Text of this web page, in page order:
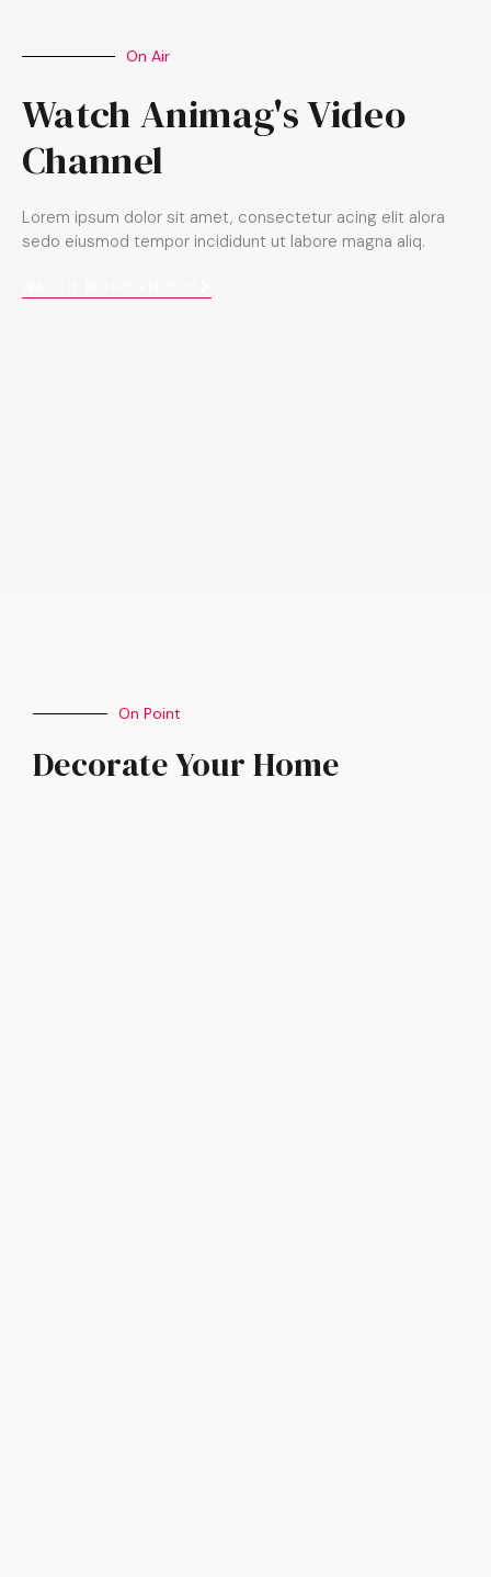
On Air
Watch Animag's Video
Channel
Lorem ipsum dolor sit amet, consectetur acing elit alora
sedo eiusmod tempor incididunt ut labore magna aliq.
On Point
Decorate Your Home